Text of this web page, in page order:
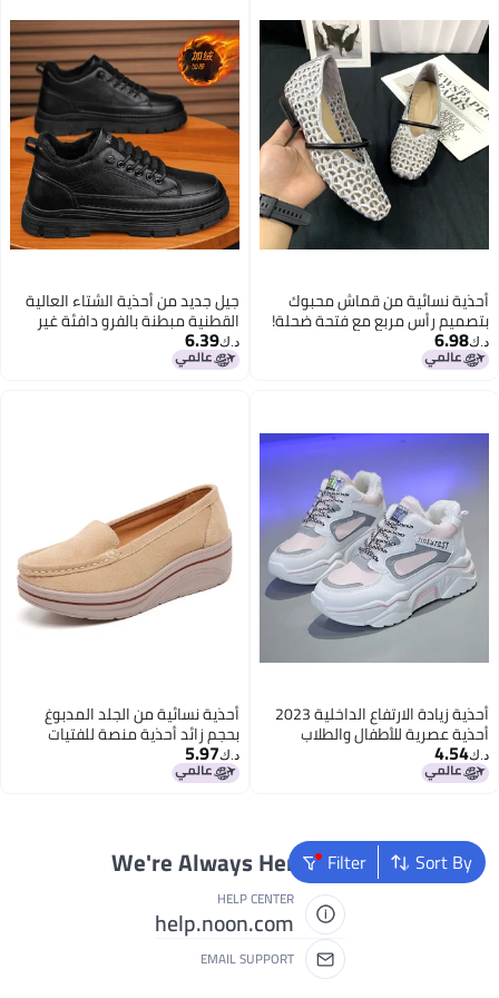
أحذية نسائية من قماش محبوك
بتصميم رأس مربع مع فتحة ضحلة!
توصيل سريع! نفس أسلوب جريب
موم أكسجين
د.ك‏6.98
جيل جديد من أحذية الشتاء العالية
القطنية مبطنة بالفرو دافئة غير
قابلة للانزلاق مقاومة للماء أحذية
جلدية عادية أحذية جلدية ذات قاعدة
د.ك‏6.39
أحذية زيادة الارتفاع الداخلية 2023
أحذية عصرية للأطفال والطلاب
أسلوب كوري يناسب جميع الأذواق
حذاء هاراجوكو تور
د.ك‏4.54
أحذية نسائية من الجلد المدبوغ
بحجم زائد أحذية منصة للفتيات
المراهقات أحذية ارتفاع حقيقية
أحذية للأمهات أحذية للممرضات
د.ك‏5.97
Sort By
Filter
We're Always Here To Help
HELP CENTER
help.noon.com
EMAIL SUPPORT